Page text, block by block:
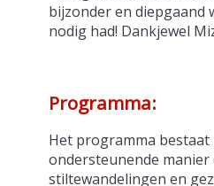
bijzonder en diepgaand
nodig had! Dankjewel
Programma:
Het programma bestaat
ondersteunende
stiltewandelingen en